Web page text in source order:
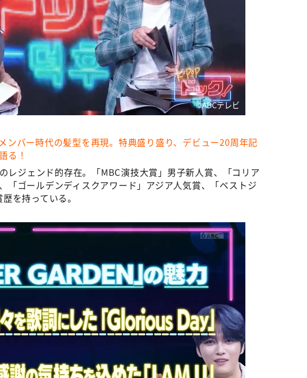
©️ABCテレビ
ンバー時代の髪型を再現。特典盛り盛り、デビュー20周年記
る！
レジェンド的存在。「MBC演技大賞」男子新人賞、「コリア
「ゴールデンディスクアワード」アジア人気賞、「ベストジ
を持っている。